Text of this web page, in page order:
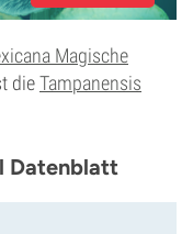
Magische
dieTampanensis
Datenblatt